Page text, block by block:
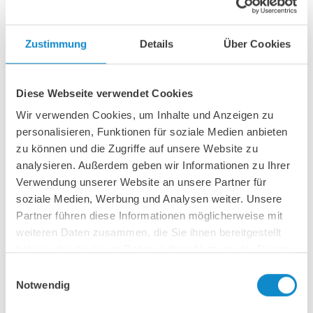
Zustimmung Details Über Cookies
Diese Webseite verwendet Cookies
Wir verwenden Cookies, um Inhalte und Anzeigen zu
personalisieren, Funktionen für soziale Medien anbieten
zu können und die Zugriffe auf unsere Website zu
analysieren. Außerdem geben wir Informationen zu Ihrer
Verwendung unserer Website an unsere Partner für
soziale Medien, Werbung und Analysen weiter. Unsere
Partner führen diese Informationen möglicherweise mit
weiteren Daten zusammen, die Sie ihnen bereitgestellt
Notwendig
Abbruch & Recycling
Energie